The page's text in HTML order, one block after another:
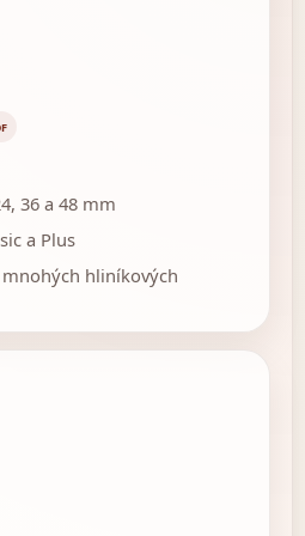
36 a 48 mm
a Plus
hliníkových